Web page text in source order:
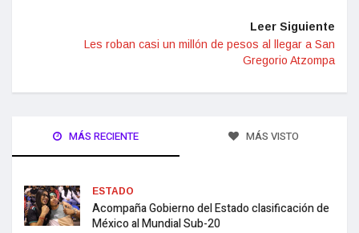
Leer Siguiente
Les roban casi un millón de pesos al llegar a San
Gregorio Atzompa
MÁS RECIENTE MÁS VISTO
ESTADO
Acompaña Gobierno del Estado clasificación de
México al Mundial Sub-20